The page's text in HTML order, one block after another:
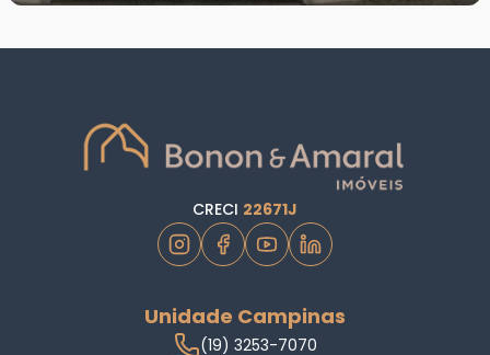
CRECI 22671J
Unidade Campinas
(19) 3253-7070